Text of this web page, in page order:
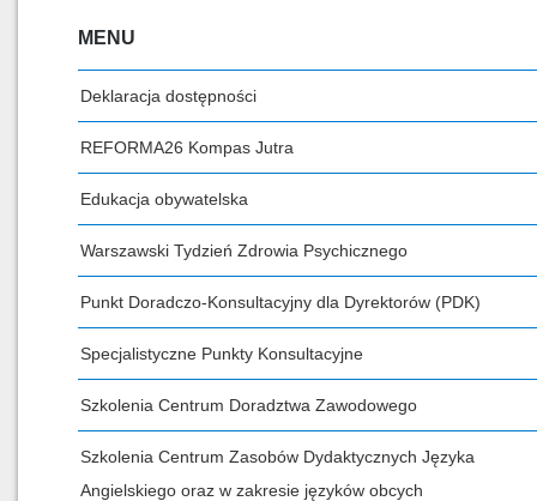
MENU
Deklaracja dostępności
REFORMA26 Kompas Jutra
Edukacja obywatelska
Warszawski Tydzień Zdrowia Psychicznego
Punkt Doradczo-Konsultacyjny dla Dyrektorów (PDK)
Specjalistyczne Punkty Konsultacyjne
Szkolenia Centrum Doradztwa Zawodowego
Szkolenia Centrum Zasobów Dydaktycznych Języka
Angielskiego oraz w zakresie języków obcych